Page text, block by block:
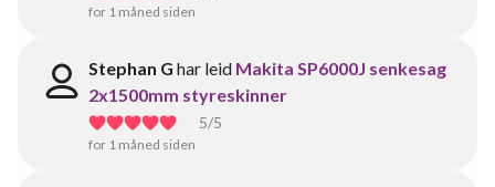
for 1 måned siden
Stephan G har leid Makita SP6000J senkesag
2x1500mm styreskinner
5/5
for 1 måned siden